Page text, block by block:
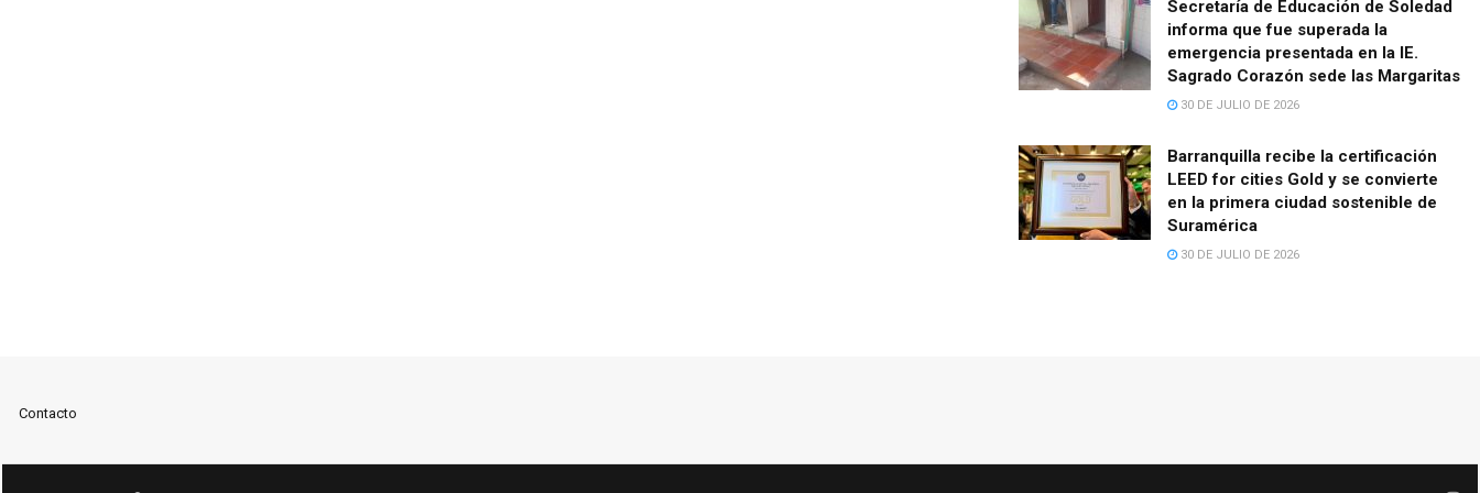
Secretaría de Educación de Soledad
informa que fue superada la
emergencia presentada en la IE.
Sagrado Corazón sede las Margaritas
30 DE JULIO DE 2026
Barranquilla recibe la certificación
LEED for cities Gold y se convierte
en la primera ciudad sostenible de
Suramérica
30 DE JULIO DE 2026
Contacto